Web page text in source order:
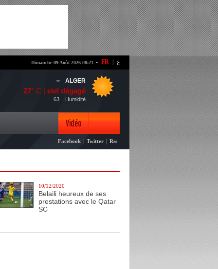
- FR ع Dimanche 09 Août 2026 08:21
ALGER
27° C | ciel dégagé
: Humidité
63
Vidéo
Photo
Facebook Twitter Rss
10/12/2020
Belaili heureux de ses
prestations avec le Qatar
SC